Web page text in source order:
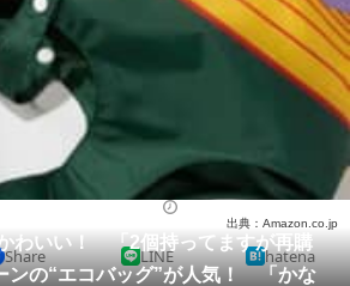
クイズ
教育・育児
リサーチ
わいい！ 「2個持ってますが再購
の“エコバッグ”が人気！ 「かな
出典：Amazon.co.jp
Share LINE hatena